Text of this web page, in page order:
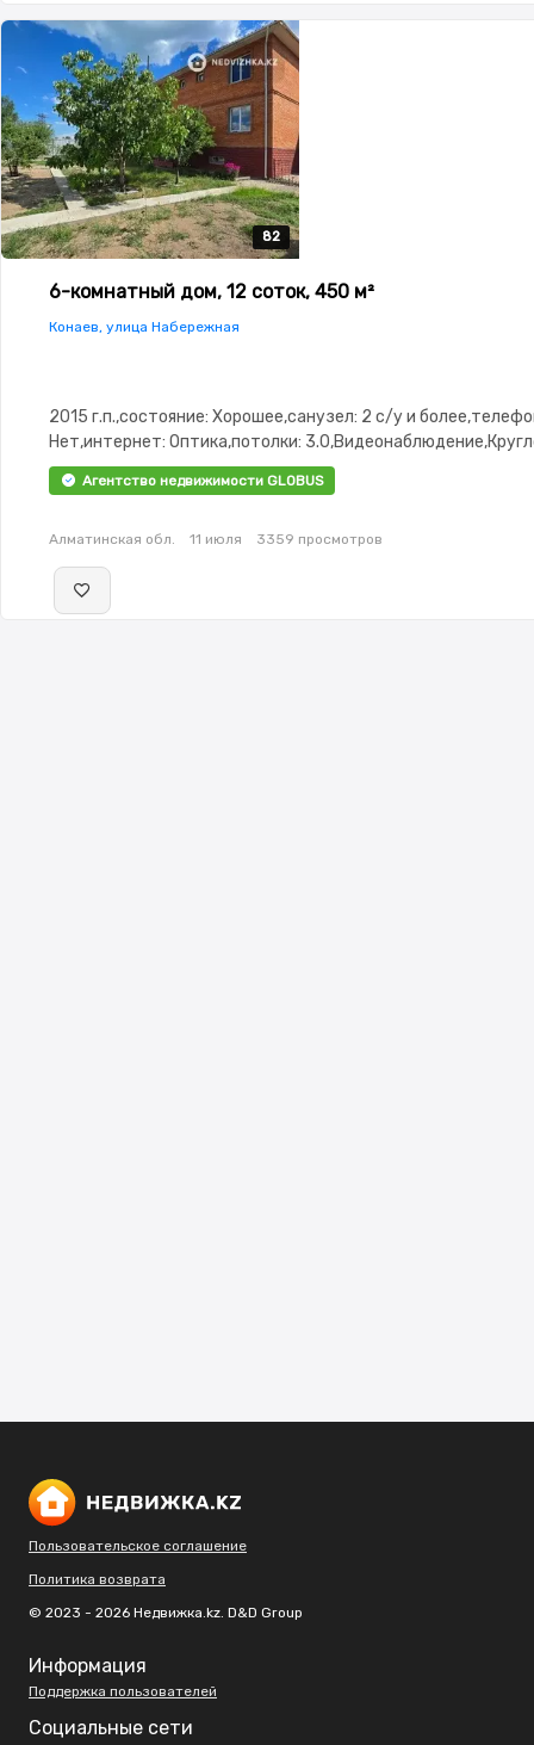
82
82
82
82
82
6-комнатный дом, 12 соток, 450 м²
Конаев, улица Набережная
2015 г.п.,состояние: Хорошее,санузел: 2 с/у и
Нет,интернет: Оптика,потолки:
охрана,Пластиковые
Агентство недвижимости GLOBUS
Алматинская обл. 11 июля 3359 просмотров
Пользовательское соглашение
Политика возврата
© 2023 - 2026 Недвижка.kz. D&D Group
Информация
Поддержка пользователей
Социальные сети